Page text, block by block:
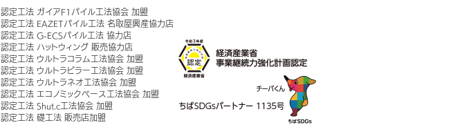
認定工法 ガイアF1パイル工法協会 加盟
認定工法 EAZETパイル工法 名取屋興産協力店
認定工法 G-ECSパイル工法 協力店
認定工法 ハットウィング 販売協力店
認定工法 ウルトラコラム工法協会 加盟
認定工法 ウルトラピラー工法協会 加盟
認定工法 ウルトラネオ工法協会 加盟
認定工法 エコノミックベース工法協会 加盟
認定工法 Shut.c工法協会 加盟
認定工法 礎工法 販売店加盟